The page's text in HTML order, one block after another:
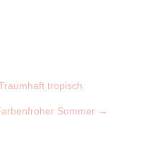
tropisch
Sommer →